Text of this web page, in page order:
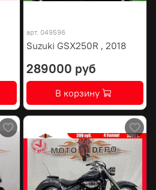
арт. 049596
Suzuki GSX250R , 2018
289000 руб
В корзину